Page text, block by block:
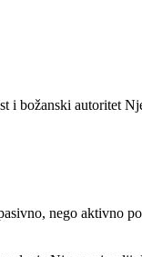
i božanski autoritet
nego aktivno